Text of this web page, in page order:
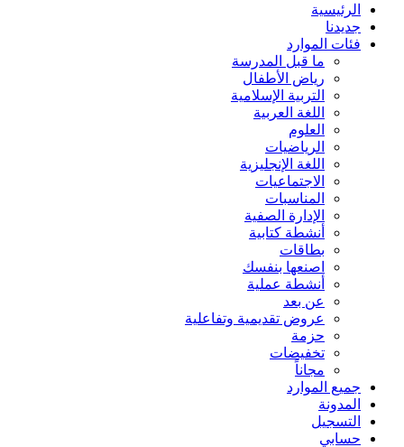
الرئيسية
جديدنا
فئات الموارد
ما قبل المدرسة
رياض الأطفال
التربية الإسلامية
اللغة العربية
العلوم
الرياضيات
اللغة الإنجليزية
الاجتماعيات
المناسبات
الإدارة الصفية
أنشطة كتابية
بطاقات
اصنعها بنفسك
أنشطة عملية
عن بعد
عروض تقديمية وتفاعلية
حزمة
تخفيضات
مجاناً
جميع الموارد
المدونة
التسجيل
حسابي